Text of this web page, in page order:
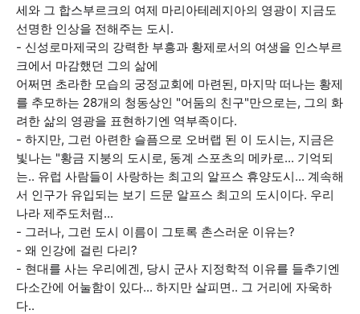
세와 그 합스부르크의 여제 마리아테레지아의 영광이 지금도
선명한 인상을 전해주는 도시.
- 신성로마제국의 강력한 부흥과 황제로서의 여생을 인스부르
크에서 마감했던 그의 삶에
어쩌면 초라한 모습의 궁정교회에 마련된, 마지막 떠나는 황제
를 추모하는 28개의 청동상인 "어둠의 친구"만으로는, 그의 화
려한 삶의 영광을 표현하기엔 역부족이다.
- 하지만, 그런 아련한 슬픔으로 오버랩 된 이 도시는, 지금은
빛나는 "황금 지붕의 도시로, 동계 스포츠의 메카로... 기억되
는.. 유럽 사람들이 사랑하는 최고의 알프스 휴양도시... 계속해
서 인구가 유입되는 보기 드문 알프스 최고의 도시이다. 우리
나라 제주도처럼...
- 그러나, 그런 도시 이름이 그토록 촌스러운 이유는?
- 왜 인강에 걸린 다리?
- 현대를 사는 우리에겐, 당시 군사 지정학적 이유를 들추기엔
다소간에 어눌함이 있다... 하지만 살피면.. 그 거리에 자욱하
다..